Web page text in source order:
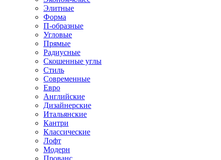
Элитные
Форма
П-образные
Угловые
Прямые
Радиусные
Скошенные углы
Стиль
Современные
Евро
Английские
Дизайнерские
Итальянские
Кантри
Классические
Лофт
Модерн
Прованс